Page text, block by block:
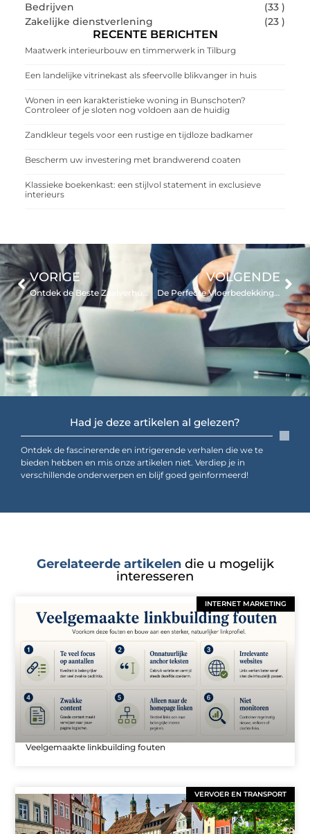
Bedrijven
(33 )
Zakelijke dienstverlening
(23 )
RECENTE BERICHTEN
Maatwerk interieurbouw en timmerwerk in Tilburg
Een landelijke vitrinekast als sfeervolle blikvanger in huis
Wonen in een karakteristieke woning in Bunschoten?
Controleer of je sloten nog voldoen aan de huidig
Zandkleur tegels voor een rustige en tijdloze badkamer
Bescherm uw investering met brandwerend coaten
Klassieke boekenkast: een stijlvol statement in exclusieve
interieurs
Had je deze artikelen al gelezen?
Ontdek de fascinerende en intrigerende verhalen die we te
bieden hebben en mis onze artikelen niet. Verdiep je in
verschillende onderwerpen en blijf goed geïnformeerd!
VORIGE
Ontdek de Beste Zaalverhuur in Dordrecht voor uw Evenementen
VOLGENDE
De Perfecte Vloerbedekking voor jouw Huis in Doetinchem
Gerelateerde artikelendie u mogelijk
interesseren
INTERNET MARKETING
Veelgemaakte linkbuilding fouten
VERVOER EN TRANSPORT